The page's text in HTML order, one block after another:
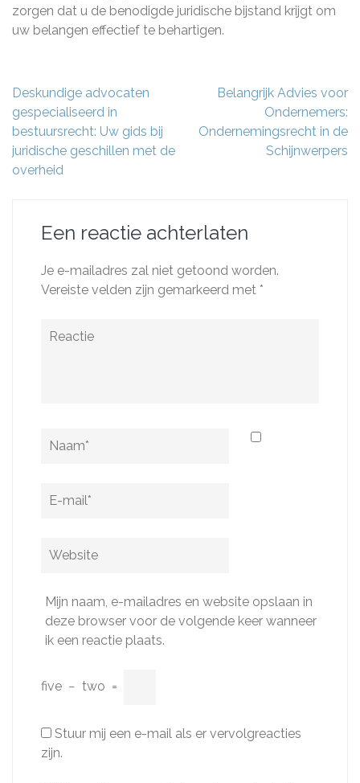
zorgen dat u de benodigde juridische bijstand krijgt om
uw belangen effectief te behartigen.
Berichtnavigatie
Deskundige advocaten
gespecialiseerd in
bestuursrecht: Uw gids bij
juridische geschillen met de
overheid
Belangrijk Advies voor
Ondernemers:
Ondernemingsrecht in de
Schijnwerpers
Een reactie achterlaten
Je e-mailadres zal niet getoond worden.
Vereiste velden zijn gemarkeerd met *
Reactie
Naam
E-
Website
Mijn naam, e-mailadres en website opslaan in
deze browser voor de volgende keer wanneer
ik een reactie plaats.
five − two =
Stuur mij een e-mail als er vervolgreacties
zijn.